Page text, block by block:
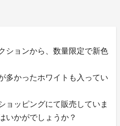
ションから、数量限定で新色
多かったホワイトも入ってい
ョッピングにて販売していま
いかがでしょうか？